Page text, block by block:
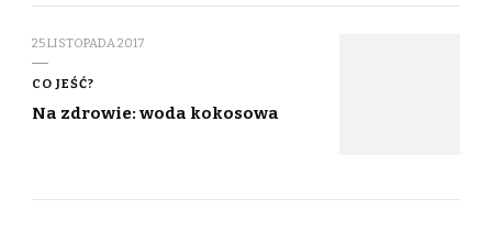
25 LISTOPADA 2017
CO JEŚĆ?
Na zdrowie: woda kokosowa